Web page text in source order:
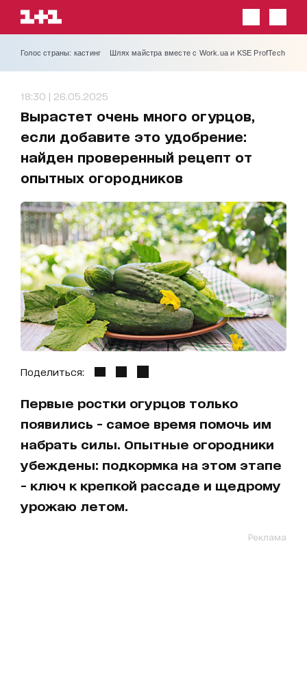
Голос страны: кастинг Шлях майстра вместе с Work.ua и KSE ProfTech
18:30 | 26.05.2025
Вырастет очень много огурцов,
если добавите это удобрение:
найден проверенный рецепт от
опытных огородников
Поделиться:
Первые ростки огурцов только
появились - самое время помочь им
набрать силы. Опытные огородники
убеждены: подкормка на этом этапе
- ключ к крепкой рассаде и щедрому
урожаю летом.
Реклама